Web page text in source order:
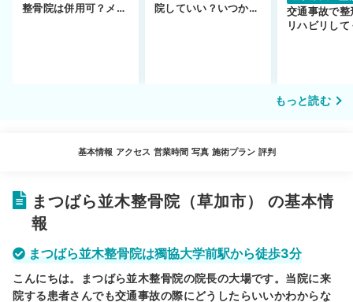
整骨院は併用可？メリ
院していい？いつから
交通事故で整
リハビリして
もっと読む
基本情報 アクセス 営業時間 写真 施術プラン 評判
まつばら並木整骨院（草加市） の基本情
報
まつばら並木整骨院は獨協大学前駅から徒歩3分
こんにちは。まつばら並木整骨院の院長の大場です。当院に来
院する患者さんでも交通事故の際にどうしたらいいかわからな